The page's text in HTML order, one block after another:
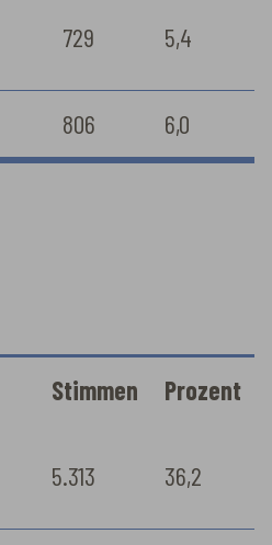
729 5,4
806 6,0
Stimmen Prozent
5.313 36,2